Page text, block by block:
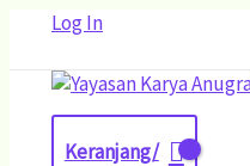
Lewati
konten
Log In
Keranjang/